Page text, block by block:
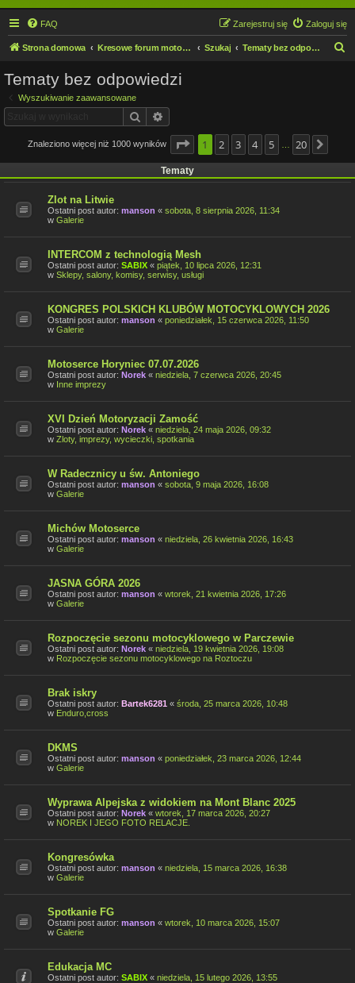
FAQ Zaloguj się
Zarejestruj się
Strona domowa Kresowe forum motocyklowe Szukaj Tematy bez odpowiedzi
Tematy bez odpowiedzi
Wyszukiwanie zaawansowane
Szukaj
Znaleziono więcej niż 1000 wyników Strona1 z20
1 2 3 4 5 20
Tematy
Zlot na Litwie
Ostatni post autor: manson « sobota, 8 sierpnia 2026, 11:34
w Galerie
INTERCOM z technologią Mesh
Ostatni post autor: SABIX « piątek, 10 lipca 2026, 12:31
w Sklepy, salony, komisy, serwisy, usługi
KONGRES POLSKICH KLUBÓW MOTOCYKLOWYCH 2026
Ostatni post autor: manson « poniedziałek, 15 czerwca 2026, 11:50
w Galerie
Motoserce Horyniec 07.07.2026
Ostatni post autor: Norek « niedziela, 7 czerwca 2026, 20:45
w Inne imprezy
XVI Dzień Motoryzacji Zamość
Ostatni post autor: Norek « niedziela, 24 maja 2026, 09:32
w Zloty, imprezy, wycieczki, spotkania
W Radecznicy u św. Antoniego
Ostatni post autor: manson « sobota, 9 maja 2026, 16:08
w Galerie
Michów Motoserce
Ostatni post autor: manson « niedziela, 26 kwietnia 2026, 16:43
w Galerie
JASNA GÓRA 2026
Ostatni post autor: manson « wtorek, 21 kwietnia 2026, 17:26
w Galerie
Rozpoczęcie sezonu motocyklowego w Parczewie
Ostatni post autor: Norek « niedziela, 19 kwietnia 2026, 19:08
w Rozpoczęcie sezonu motocyklowego na Roztoczu
Brak iskry
Ostatni post autor: Bartek6281 « środa, 25 marca 2026, 10:48
w Enduro,cross
DKMS
Ostatni post autor: manson « poniedziałek, 23 marca 2026, 12:44
w Galerie
Wyprawa Alpejska z widokiem na Mont Blanc 2025
Ostatni post autor: Norek « wtorek, 17 marca 2026, 20:27
w NOREK I JEGO FOTO RELACJE.
Kongresówka
Ostatni post autor: manson « niedziela, 15 marca 2026, 16:38
w Galerie
Spotkanie FG
Ostatni post autor: manson « wtorek, 10 marca 2026, 15:07
w Galerie
Edukacja MC
Ostatni post autor: SABIX « niedziela, 15 lutego 2026, 13:55